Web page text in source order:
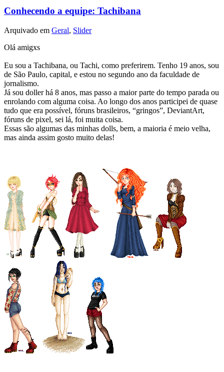
Conhecendo a equipe: Tachibana
Arquivado em Geral, Slider
Olá amigxs
Eu sou a Tachibana, ou Tachi, como preferirem. Tenho 19 anos, sou
de São Paulo, capital, e estou no segundo ano da faculdade de
jornalismo.
Já sou doller há 8 anos, mas passo a maior parte do tempo parada ou
enrolando com alguma coisa. Ao longo dos anos participei de quase
tudo que era possível, fóruns brasileiros, “gringos”, DeviantArt,
fóruns de pixel, sei lá, foi muita coisa.
Essas são algumas das minhas dolls, bem, a maioria é meio velha,
mas ainda assim gosto muito delas!